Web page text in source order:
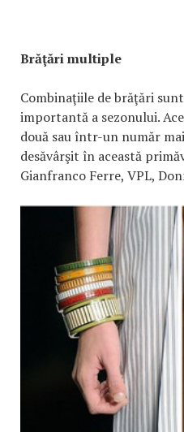
Brăţări multiple
Combinaţiile de brăţări
importantă a sezonului.
două sau într-un număr
desăvârşit în această
Gianfranco Ferre, VPL,